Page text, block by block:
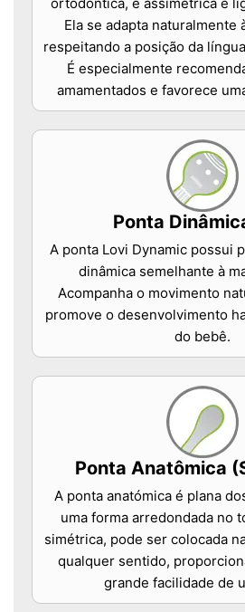
Ela se adapta naturalmente
respeitando a posição da
É especialmente
amamentados e favorece
Ponta
A ponta Lovi Dynamic possui
dinâmica semelhante à
Acompanha o movimento
promove o desenvolvimento
do bebê.
Ponta Anatômica
A ponta anatómica é plana
uma forma arredondada no
simétrica, pode ser colocada
qualquer sentido,
grande facilidade de